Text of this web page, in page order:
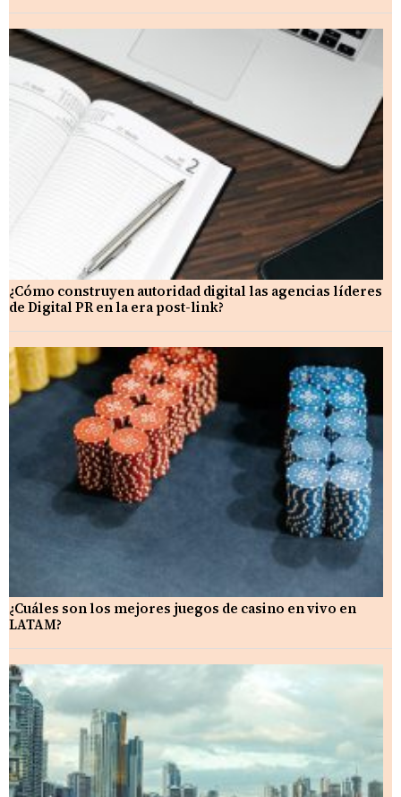
¿Cómo construyen autoridad digital las agencias líderes
de Digital PR en la era post-link?
¿Cuáles son los mejores juegos de casino en vivo en
LATAM?